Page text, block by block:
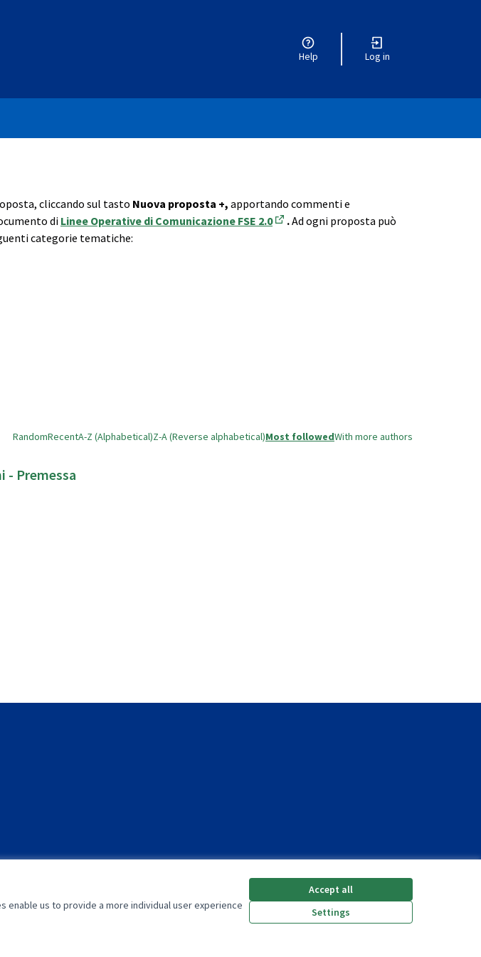
us to provide a more individual user experience
Accept all
Settings
Help Log in
cliccando sul tasto Nuova proposta +, apportando commenti e
di Linee Operative di Comunicazione FSE 2.0
.Ad ogni proposta può
categorie tematiche:
RandomRecentA-Z (Alphabetical)Z-A (Reverse alphabetical)Most followedWith more authors
- Premessa